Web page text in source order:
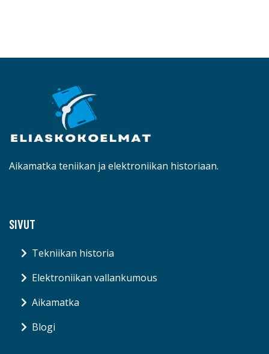
Aikamatka teniikan ja elektroniikan historiaan.
SIVUT
Tekniikan historia
Elektroniikan vallankumous
Aikamatka
Blogi